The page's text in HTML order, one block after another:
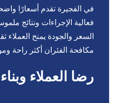
في الفجيرة تقدم أسعارًا
فعالية الإجراءات ونتائج
السعر والجودة يمنح العملاء
مكافحة الفئران أكثر راحة
رضا العملاء